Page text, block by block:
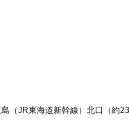
（JR東海道新幹線）北口（約